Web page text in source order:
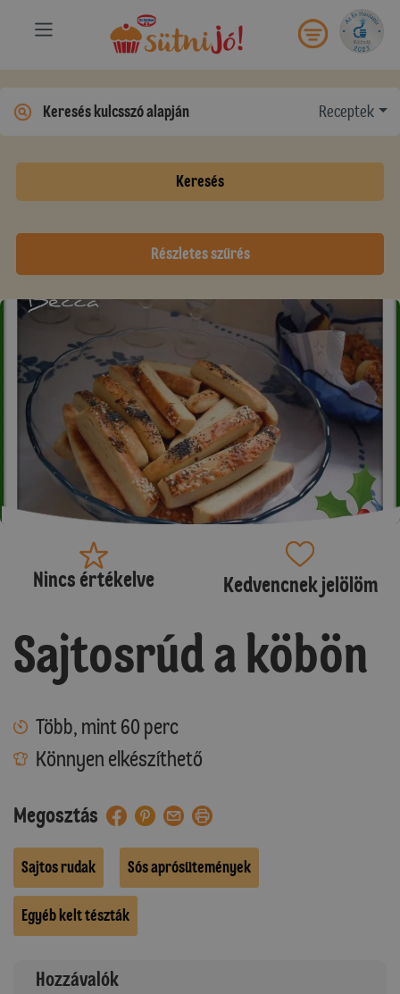
Receptek
Keresés
Részletes szűrés
Nincs értékelve Kedvencnek jelölöm
Sajtosrúd a köbön
Több, mint 60 perc
Könnyen elkészíthető
Megosztás
Sajtos rudak Sós aprósütemények
Egyéb kelt tészták
Hozzávalók